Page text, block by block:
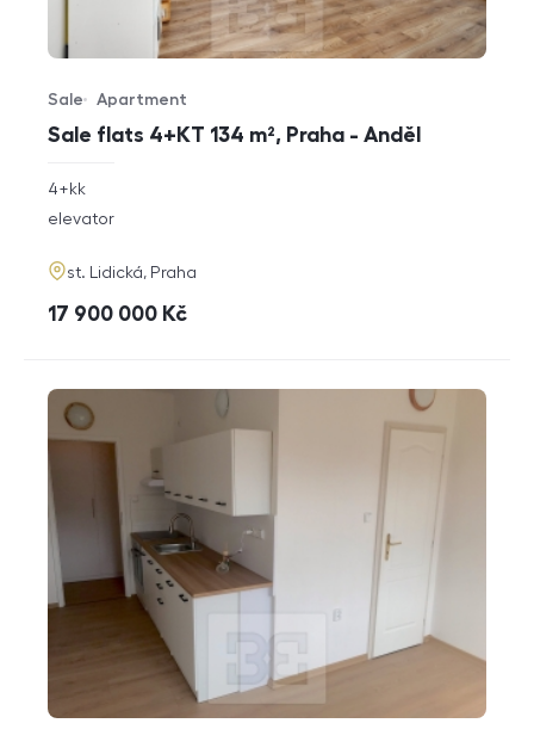
Sale flats 4+KT 134 m², Praha - Anděl
Offer type
Sale
Property type
Apartment
rozměry
disposition
4+kk
funkce
elevator
adresa
st. Lidická, Praha
cena
17 900 000 Kč